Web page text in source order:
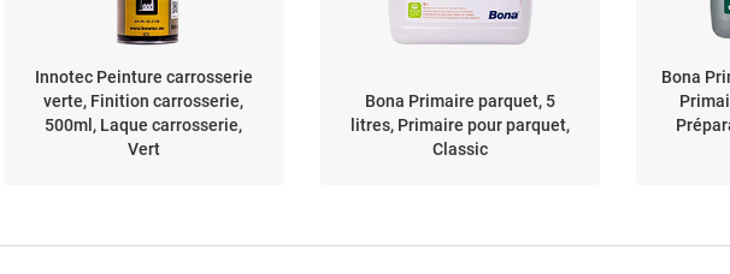
Innotec Peinture carrosserie
verte, Finition carrosserie,
500ml, Laque carrosserie,
Vert
Bona Primaire parquet, 5
litres, Primaire pour parquet,
Classic
Bona